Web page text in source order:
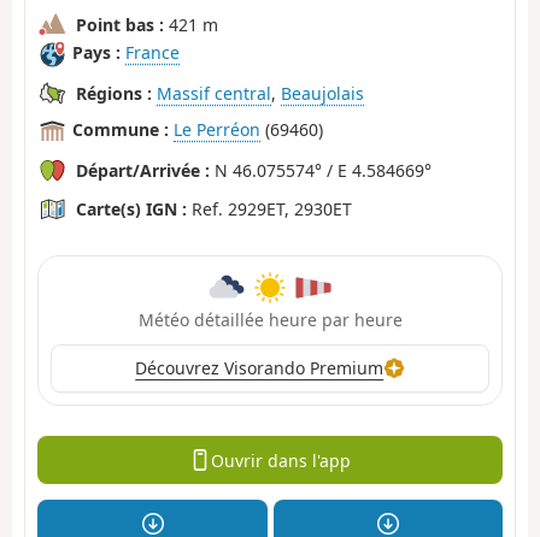
Point bas : 421 m
Pays : France
Régions : Massif central, Beaujolais
Commune : Le Perréon (69460)
Départ/Arrivée : N 46.075574° / E 4.584669°
Carte(s) IGN : Ref. 2929ET, 2930ET
Météo détaillée heure par heure
Découvrez Visorando Premium
Ouvrir dans l'app